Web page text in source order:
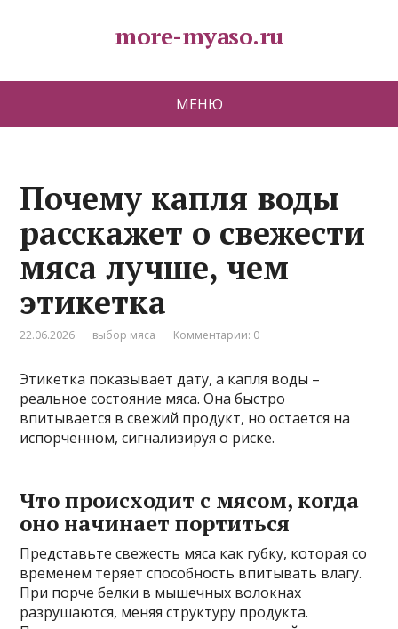
more-myaso.ru
МЕНЮ
Почему капля воды
расскажет о свежести
мяса лучше, чем
этикетка
22.06.2026 выбор мяса Комментарии: 0
Этикетка показывает дату, а капля воды –
реальное состояние мяса. Она быстро
впитывается в свежий продукт, но остается на
испорченном, сигнализируя о риске.
Что происходит с мясом, когда
оно начинает портиться
Представьте свежесть мяса как губку, которая со
временем теряет способность впитывать влагу.
При порче белки в мышечных волокнах
разрушаются, меняя структуру продукта.